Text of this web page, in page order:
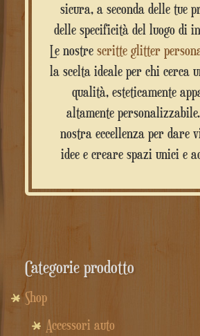
sicura, a seconda delle tue
delle specificità del luogo di
Le nostre scritte glitter
la scelta ideale per chi cerca
qualità, esteticamente
altamente
nostra eccellenza per dare
idee e creare spazi unici e
Categorie prodotto
Shop
Accessori auto